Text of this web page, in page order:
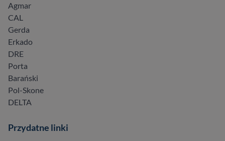
Agmar
CAL
Gerda
Erkado
DRE
Porta
Barański
Pol-Skone
DELTA
Przydatne linki